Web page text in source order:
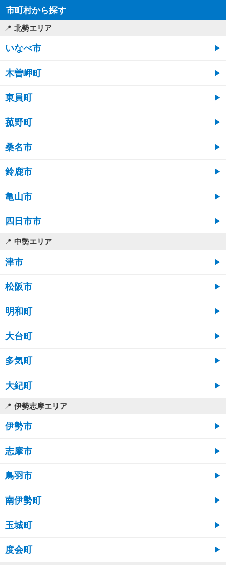
市町村から探す
北勢エリア
いなべ市
木曽岬町
東員町
菰野町
桑名市
鈴鹿市
亀山市
四日市市
中勢エリア
津市
松阪市
明和町
大台町
多気町
大紀町
伊勢志摩エリア
伊勢市
志摩市
鳥羽市
南伊勢町
玉城町
度会町